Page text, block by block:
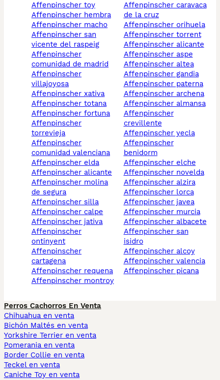
affenpinscher toy
affenpinscher hembra
affenpinscher macho
affenpinscher san
vicente del raspeig
affenpinscher
comunidad de madrid
affenpinscher
villajoyosa
affenpinscher xativa
affenpinscher totana
affenpinscher fortuna
affenpinscher
torrevieja
affenpinscher
comunidad valenciana
affenpinscher elda
affenpinscher alicante
affenpinscher molina
de segura
affenpinscher silla
affenpinscher calpe
affenpinscher jativa
affenpinscher
ontinyent
affenpinscher
cartagena
affenpinscher requena
affenpinscher montroy
affenpinscher caravaca
de la cruz
affenpinscher orihuela
affenpinscher torrent
affenpinscher alicante
affenpinscher aspe
affenpinscher altea
affenpinscher gandia
affenpinscher paterna
affenpinscher archena
affenpinscher almansa
affenpinscher
crevillente
affenpinscher yecla
affenpinscher
benidorm
affenpinscher elche
affenpinscher novelda
affenpinscher alzira
affenpinscher lorca
affenpinscher javea
affenpinscher murcia
affenpinscher albacete
affenpinscher san
isidro
affenpinscher alcoy
affenpinscher valencia
affenpinscher picana
Perros Cachorros En Venta
Chihuahua en venta
Bichón Maltés en venta
Yorkshire Terrier en venta
Pomerania en venta
Border Collie en venta
Teckel en venta
Caniche Toy en venta